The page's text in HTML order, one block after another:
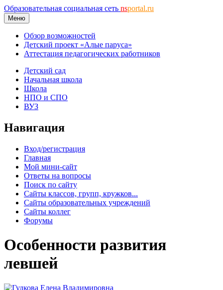
Образовательная социальная сеть nsportal.ru
Меню
Обзор возможностей
Детский проект «Алые паруса»
Аттестация педагогических работников
Детский сад
Начальная школа
Школа
НПО и СПО
ВУЗ
Навигация
Вход/регистрация
Главная
Мой мини-сайт
Ответы на вопросы
Поиск по сайту
Сайты классов, групп, кружков...
Сайты образовательных учреждений
Сайты коллег
Форумы
Особенности развития
левшей